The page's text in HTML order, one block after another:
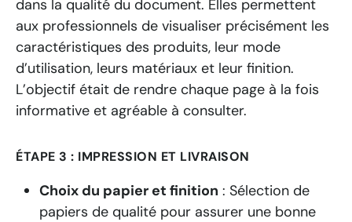
dans la qualité du document. Elles permettent
aux professionnels de visualiser précisément les
caractéristiques des produits, leur mode
d’utilisation, leurs matériaux et leur finition.
L’objectif était de rendre chaque page à la fois
informative et agréable à consulter.
ÉTAPE 3 : IMPRESSION ET LIVRAISON
Choix du papier et finition : Sélection de
papiers de qualité pour assurer une bonne